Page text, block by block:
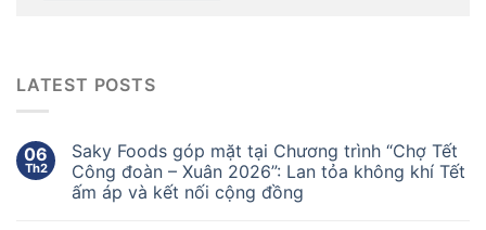
LATEST POSTS
06
Th2
Saky Foods góp mặt tại Chương trình “Chợ Tết
Công đoàn – Xuân 2026”: Lan tỏa không khí Tết
ấm áp và kết nối cộng đồng